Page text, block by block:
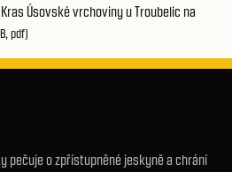
Úsovské vrchoviny u Troubelic na
pdf)
pečuje o zpřístupněné jeskyně a chrání